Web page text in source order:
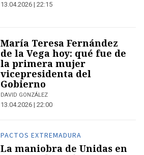
13.04.2026 | 22:15
María Teresa Fernández
de la Vega hoy: qué fue de
la primera mujer
vicepresidenta del
Gobierno
DAVID GONZÁLEZ
13.04.2026 | 22:00
PACTOS EXTREMADURA
La maniobra de Unidas en